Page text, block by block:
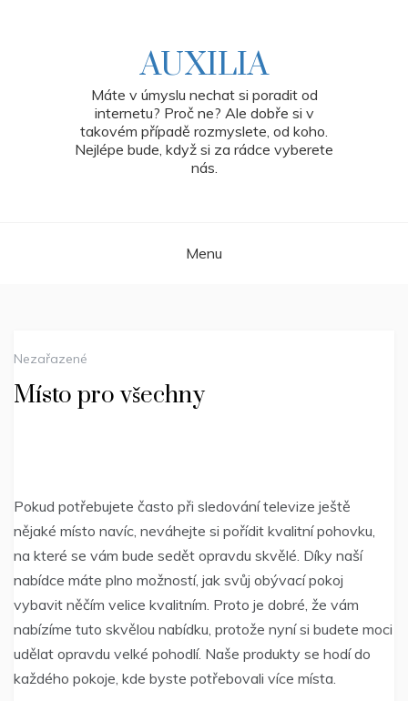
AUXILIA
Máte v úmyslu nechat si poradit od
internetu? Proč ne? Ale dobře si v
takovém případě rozmyslete, od koho.
Nejlépe bude, když si za rádce vyberete
nás.
Menu
Nezařazené
Místo pro všechny
Pokud potřebujete často při sledování televize ještě
nějaké místo navíc, neváhejte si pořídit kvalitní pohovku,
na které se vám bude sedět opravdu skvělé. Díky naší
nabídce máte plno možností, jak svůj obývací pokoj
vybavit něčím velice kvalitním. Proto je dobré, že vám
nabízíme tuto skvělou nabídku, protože nyní si budete moci
udělat opravdu velké pohodlí. Naše produkty se hodí do
každého pokoje, kde byste potřebovali více místa.